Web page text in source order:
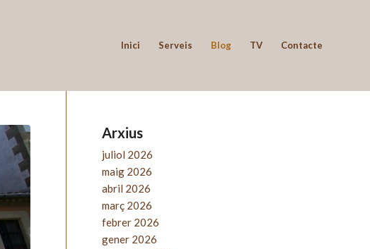
Inici Serveis Blog TV Contacte
Arxius
juliol 2026
maig 2026
abril 2026
març 2026
febrer 2026
gener 2026